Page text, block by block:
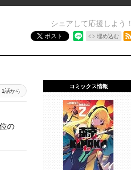
シェアして応援しよう！
ポスト 埋め込む
1話から
の
コミックス情報